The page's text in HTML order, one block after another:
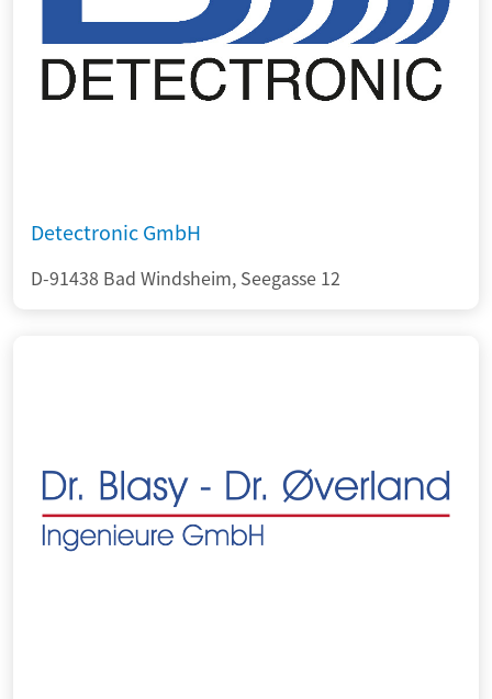
Detectronic GmbH
D-91438 Bad Windsheim, Seegasse 12